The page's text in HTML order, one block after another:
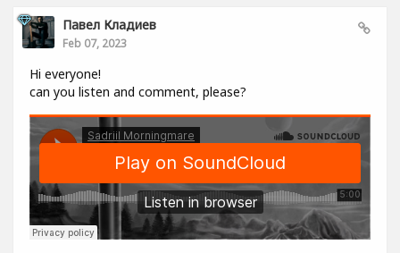
Павел Кладиев
Feb 07, 2023
Hi everyone!
can you listen and comment, please?